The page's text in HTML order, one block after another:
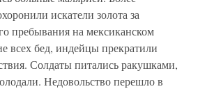
искатели золота за
пребывания на мексиканском
всех бед, индейцы прекратили
Солдаты питались ракушками,
Недовольство перешло в